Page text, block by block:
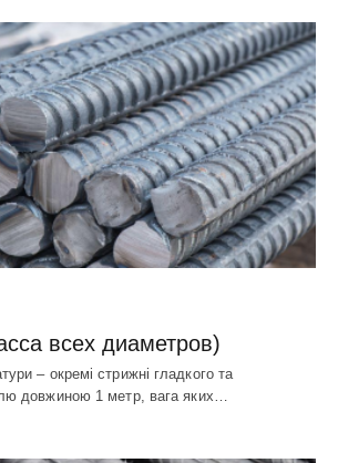
всех диаметров)
– окремі стрижні гладкого та
довжиною 1 метр, вага яких…